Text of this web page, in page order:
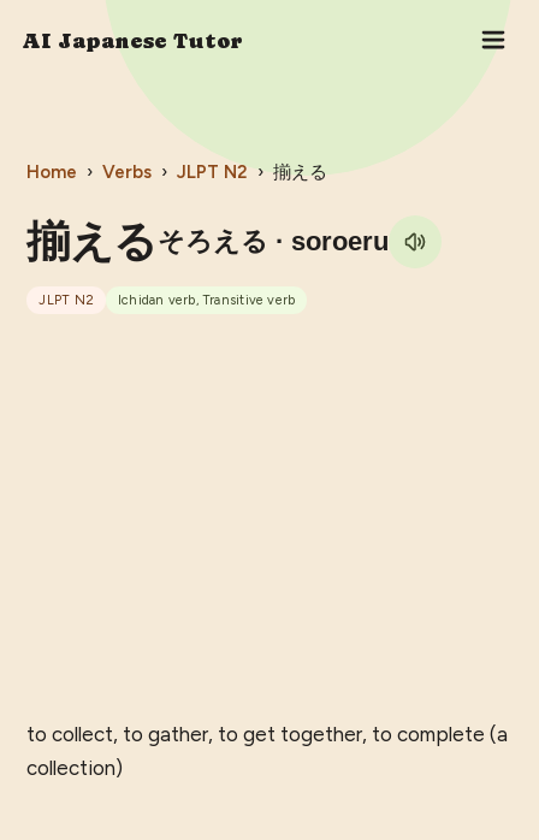
AI Japanese Tutor
Home › Verbs › JLPT N2 › 揃える
揃える そろえる · soroeru
JLPT N2 Ichidan verb, Transitive verb
to collect, to gather, to get together, to complete (a
collection)